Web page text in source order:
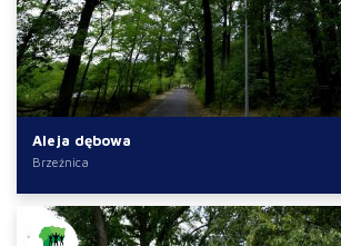
Aleja dębowa
Brzeźnica